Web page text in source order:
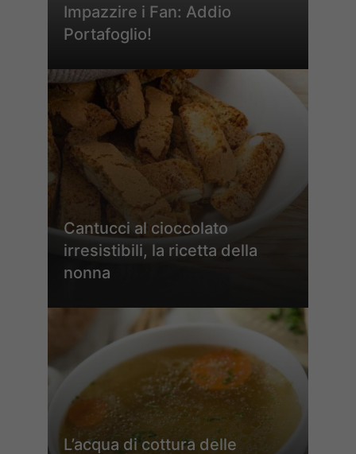
Impazzire i Fan: Addio
Portafoglio!
Cantucci al cioccolato
irresistibili, la ricetta della
nonna
L’acqua di cottura delle